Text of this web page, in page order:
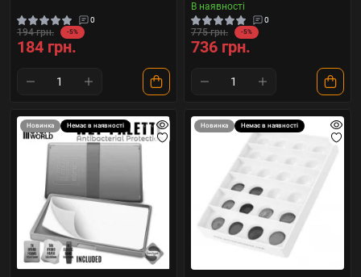
0
194 грн. -5%
184 грн.
В наявності
0
775 грн. -5%
736 грн.
Новинка Немає в наявності Новинка Немає в наявності